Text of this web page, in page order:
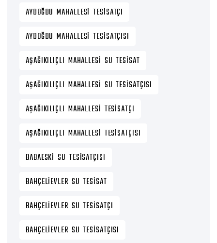
AYDOĞDU MAHALLESI TESISATÇI
AYDOĞDU MAHALLESI TESISATÇISI
AŞAĞIKILIÇLI MAHALLESI SU TESISAT
AŞAĞIKILIÇLI MAHALLESI SU TESISATÇISI
AŞAĞIKILIÇLI MAHALLESI TESISATÇI
AŞAĞIKILIÇLI MAHALLESI TESISATÇISI
BABAESKI SU TESISATÇISI
BAHÇELIEVLER SU TESISAT
BAHÇELIEVLER SU TESISATÇI
BAHÇELIEVLER SU TESISATÇISI